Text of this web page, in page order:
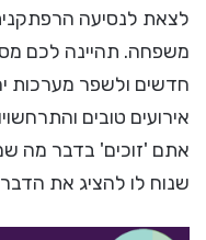
לצאת לנסיעה
משפחה. תהיינה לכם
חדשים ולשפר מערכות
אירועים טובים
אתם 'זוכים' בדבר מה
שנוח לו להציג את